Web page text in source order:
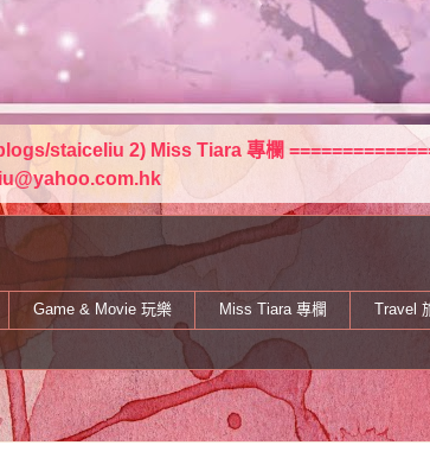
staiceliu 2) Miss Tiara 專欄
Game & Movie 玩樂 Miss Tiara 專欄 Travel